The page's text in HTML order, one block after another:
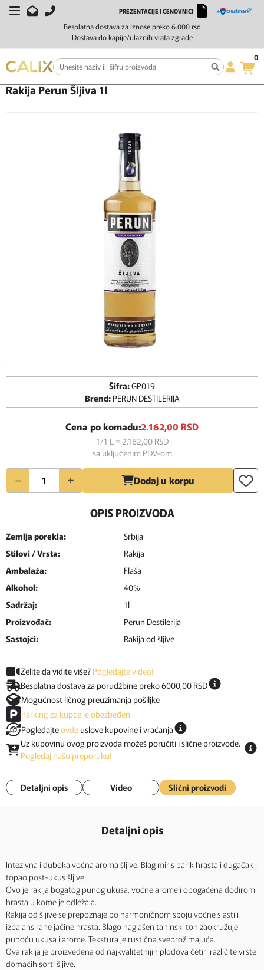
Besplatna dostava za iznose preko 6.000 rsd
Dostava do kapije/ulaznih vrata zgrade
PREZENTACIJE I CENOVNICI
0
Početna Žestoka pića Rakija Rakija Perun Šljiva 1l
Rakija Perun Šljiva 1l
Šifra:GP019
Brend: PERUN DESTILERIJA
Cena po komadu:2.162,00 RSD
1/1 L = 2.162,00 RSD
sa uključenim PDV-om
Količina Dodaj u korpu
OPIS PROIZVODA
Zemlja porekla:
Srbija
Stilovi / Vrsta:
Rakija
Ambalaža:
Flaša
Alkohol:
40%
Sadržaj:
1l
Proizvođač:
Perun Destilerija
Sastojci:
Rakija od šljive
Želite da vidite više? Pogledajte video!
Besplatna dostava za porudžbine preko 6000,00 RSD
Mogućnost ličnog preuzimanja pošiljke
Parking za kupce je obezbeđen
Pogledajteovde uslove kupovine i vraćanja
Uz kupovinu ovog proizvoda možeš poručiti i slične proizvode.
Pogledaj našu preporuku!
Detaljni opis Video Slični proizvodi
Detaljni opis
Intezivna i duboka voćna aroma šljive. Blag miris barik hrasta i dugačak i
topao post-ukus šljive.
Ovo je rakija bogatog punog ukusa, voćne arome i obogaćena dodirom
hrasta u kome je odležala.
Rakija od šljive se prepoznaje po harmoničnom spoju voćne slasti i
izbalansirane jačine hrasta. Blago naglašen taninski ton zaokružuje
punoću ukusa i arome. Tekstura je rustična sveprožimajuća.
Ova rakija je proizvedena od najkvalitetnijih plodova četiri različite vrste
domaćih sorti šljive.